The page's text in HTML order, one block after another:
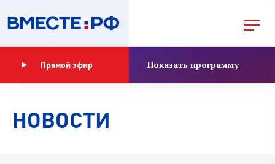
Прямой эфир Показать программу
НОВОСТИ